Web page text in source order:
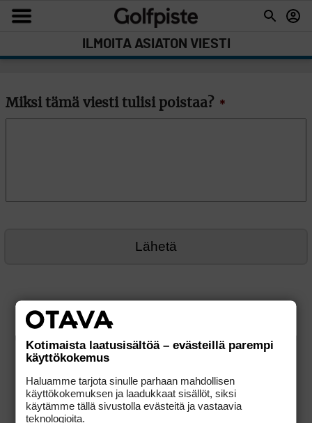
ILMOITA ASIATON VIESTI
Miksi tämä viesti tulisi poistaa? *
Kotimaista laatusisältöä – evästeillä parempi
käyttökokemus
Haluamme tarjota sinulle parhaan mahdollisen
käyttökokemuksen ja laadukkaat sisällöt, siksi
käytämme tällä sivustolla evästeitä ja vastaavia
teknologioita.